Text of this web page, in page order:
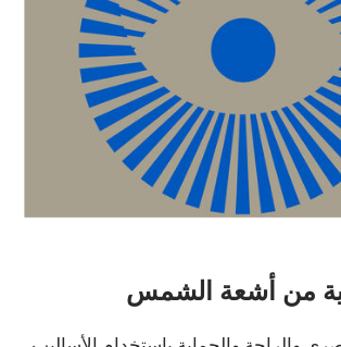
من أشعة الشمس